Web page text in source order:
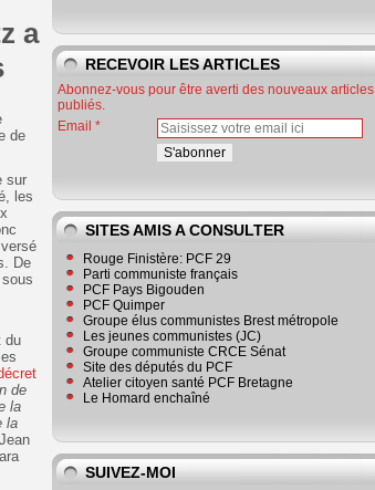
a
de
sur
les
De
du
de
la
la
RECEVOIR LES ARTICLES
Abonnez-vous pour être averti des nouveaux articles
publiés.
Email
SITES AMIS A CONSULTER
Rouge Finistère: PCF 29
Parti communiste français
PCF Pays Bigouden
PCF Quimper
Groupe élus communistes Brest métropole
Les jeunes communistes (JC)
Groupe communiste CRCE Sénat
Site des députés du PCF
Atelier citoyen santé PCF Bretagne
Le Homard enchaîné
SUIVEZ-MOI